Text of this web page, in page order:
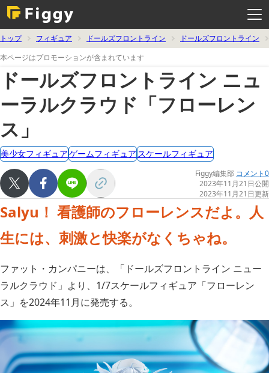
ー
を
開
く
トップ フィギュア ドールズフロントライン
ドールズフロントライン
本ページはプロモーションが含まれています
ドールズフロントライン ニュ
ーラルクラウド「フローレン
ス」
美少女フィギュアゲームフィギュア スケールフィギュア
Figgy編集部 コメント0
2023年11月21日公開
2023年11月21日更新
Salyu！ 看護師のフローレンスだよ。人
生には、刺激と快楽がなくちゃね。
ファット・カンパニーは、「ドールズフロントライン ニュー
ラルクラウド」より、1/7スケールフィギュア「フローレン
ス」を2024年11月に発売する。